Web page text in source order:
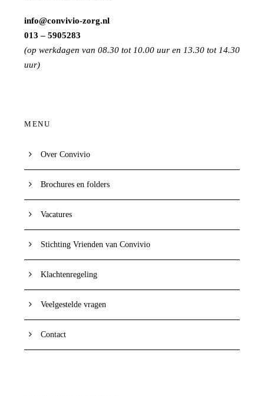
info@convivio-zorg.nl
013 – 5905283
(op werkdagen van 08.30 tot 10.00 uur en 13.30 tot 14.30
uur)
MENU
Over Convivio
Brochures en folders
Vacatures
Stichting Vrienden van Convivio
Klachtenregeling
Veelgestelde vragen
Contact